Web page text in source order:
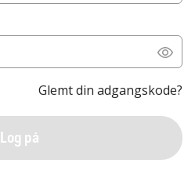
Glemt din adgangskode?
Log på